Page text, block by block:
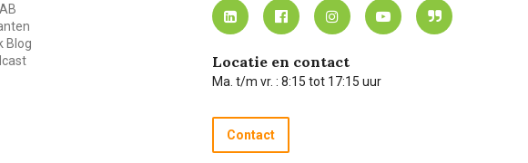
Blog
Locatie en contact
Ma. t/m vr. : 8:15 tot 17:15 uur
Contact